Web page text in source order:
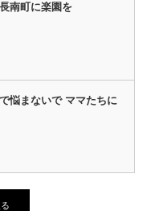
南町に楽園を
悩まないで ママたちに